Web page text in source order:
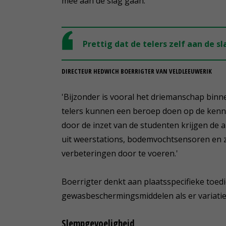
Prettig dat de telers zelf aan de
DIRECTEUR HEDWICH BOERRIGTER VAN VELDLEEUWERIK
'Bijzonder is vooral het driemanschap
telers kunnen een beroep doen op de
door de inzet van de studenten krijgen de
uit weerstations, bodemvochtsensoren
verbeteringen door te voeren.'
Boerrigter denkt aan plaatsspecifieke
gewasbeschermingsmiddelen als er